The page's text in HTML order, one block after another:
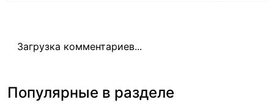
Загрузка комментариев...
Популярные в разделе